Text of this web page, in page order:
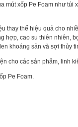
mút xốp Pe Foam như túi
thay thế hiệu quả cho
hợp, cao su thiên nhiên,
khoáng sản và sợi thủy
cho các sản phẩm, linh
Pe Foam.